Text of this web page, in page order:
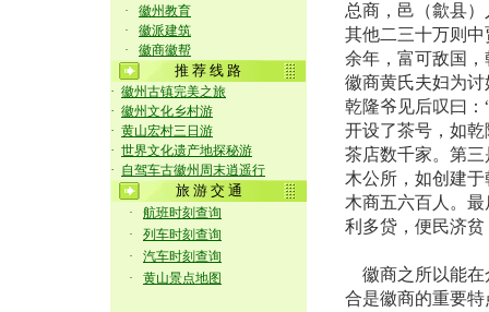
·
徽州教育
·
徽派建筑
·
徽商徽帮
推 荐 线 路
· 徽州古镇完美之旅
· 徽州文化乡村游
· 黄山宏村三日游
· 世界文化遗产地探秘游
· 自驾车古徽州周末逍遥行
旅 游 交 通
·
航班时刻查询
·
列车时刻查询
·
汽车时刻查询
·
黄山景点地图
总商，邑（歙县
其他二三十万则
余年，富可敌国
徽商黄氏夫妇为
乾隆爷见后叹曰
开设了茶号，如
茶店数千家。第
木公所，如创建
木商五六百人。
利多贷，便民济
徽商之所以能在
合是徽商的重要